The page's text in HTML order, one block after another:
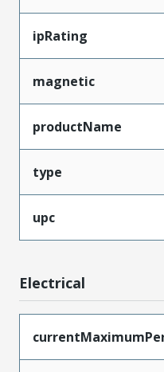
ipRating
magnetic
productName
type
upc
Electrical